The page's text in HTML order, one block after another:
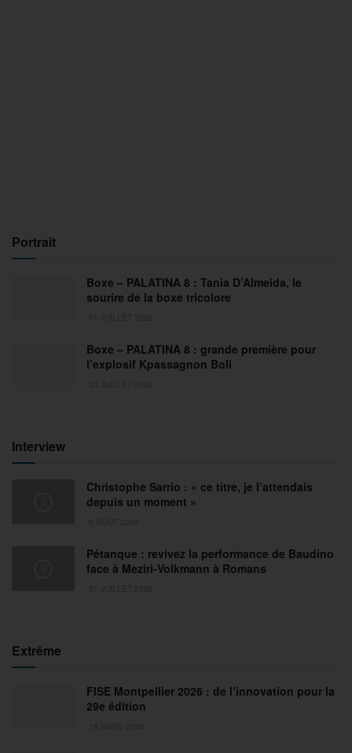
Portrait
Boxe – PALATINA 8 : Tania D’Almeida, le
sourire de la boxe tricolore
Boxe – PALATINA 8 : grande première pour
l’explosif Kpassagnon Boli
Interview
Christophe Sarrio : « ce titre, je l’attendais
depuis un moment »
Pétanque : revivez la performance de Baudino
face à Meziri-Volkmann à Romans
Extrême
FISE Montpellier 2026 : de l’innovation pour la
29e édition